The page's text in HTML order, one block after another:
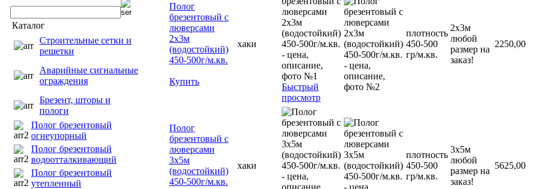
Каталог
Строительные сетки и
решетки
Аварийные сигнальные
ограждения
Брезент, шторы и
пологи
Полог брезентовый
огнеупорный
Полог брезентовый
водоотталкивающий
Полог брезентовый
утепленный
Полог
брезентовый с
люверсами
2х3м
(водостойкий)
450-500г/м.кв.
Купить
хаки
Быстрый
просмотр
плотность
450-500
гр/м.кв.
2х3м
любой
размер на
заказ!
2250,00
Полог
брезентовый с
люверсами
3х5м
(водостойкий)
450-500г/м.кв.
хаки
плотность
450-500
гр/м.кв.
3х5м
любой
размер на
заказ!
5625,00